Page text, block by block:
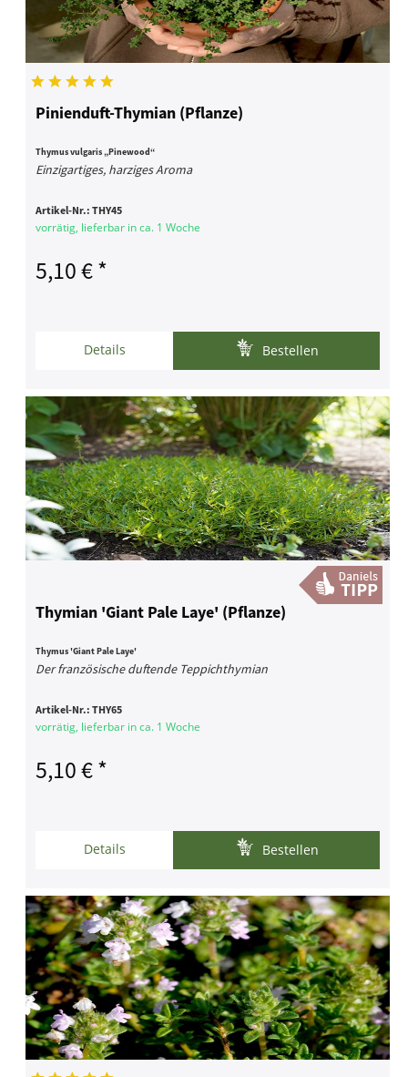
Pinienduft-Thymian (Pflanze)
Thymus vulgaris „Pinewood“
Einzigartiges, harziges Aroma
Artikel-Nr.:THY45
vorrätig, lieferbar in ca. 1 Woche
5,10 € *
Details Bestellen
Thymian 'Giant Pale Laye' (Pflanze)
Thymus 'Giant Pale Laye'
Der französische duftende Teppichthymian
Artikel-Nr.:THY65
vorrätig, lieferbar in ca. 1 Woche
5,10 € *
Details Bestellen